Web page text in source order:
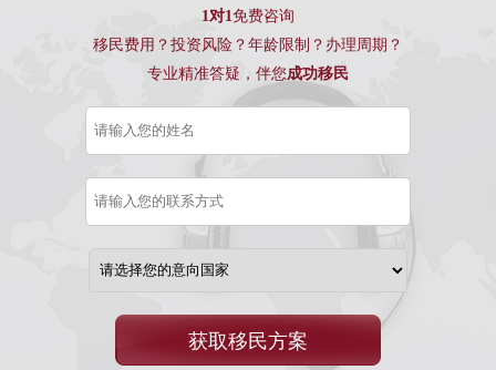
1对1免费咨询
移民费用？投资风险？年龄限制？办理周期？
专业精准答疑，伴您成功移民
获取移民方案